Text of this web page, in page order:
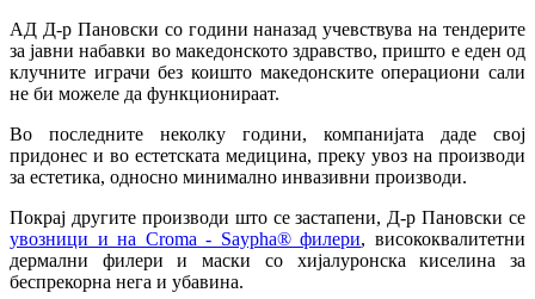
АД Д-р Пановски со години наназад учевствува на тендерите
за јавни набавки во македонското здравство, пришто е еден од
клучните играчи без коишто македонските операциони сали
не би можеле да функционираат.
Во последните неколку години, компанијата даде свој
придонес и во естетската медицина, преку увоз на производи
за естетика, односно минимално инвазивни производи.
Покрај другите производи што се застапени, Д-р Пановски се
увозници и на Croma - Saypha® филери, висококвалитетни
дермални филери и маски со хијалуронска киселина за
беспрекорна нега и убавина.